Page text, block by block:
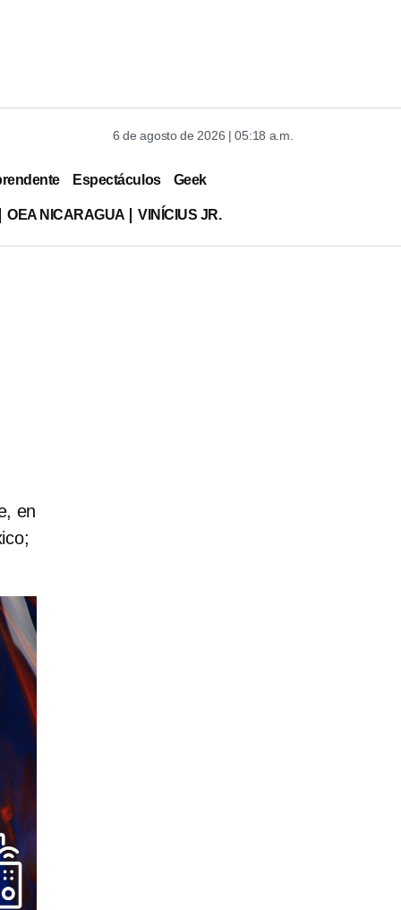
6 de agosto de 2026 | 05:18 a.m.
Espectáculos Geek
OEA NICARAGUA VINÍCIUS JR.
en